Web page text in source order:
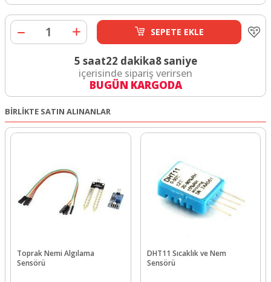
SEPETE EKLE
5 saat22 dakika7 saniye
içerisinde sipariş verirsen
BUGÜN KARGODA
BİRLİKTE SATIN ALINANLAR
Toprak Nemi Algılama
Sensörü
DHT11 Sıcaklık ve Nem
Sensörü